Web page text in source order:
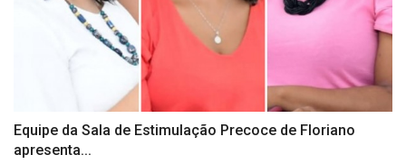
Equipe da Sala de Estimulação Precoce de Floriano
apresenta...